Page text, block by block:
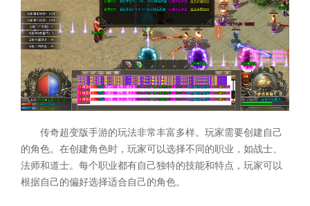
传奇超变版手游的玩法非常丰富多样。玩家需要创建自己
的角色。在创建角色时，玩家可以选择不同的职业，如战士、
法师和道士。每个职业都有自己独特的技能和特点，玩家可以
根据自己的偏好选择适合自己的角色。